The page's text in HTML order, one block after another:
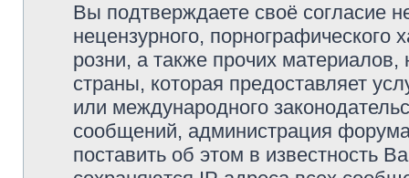
Вы подтверждаете своё согласие
нецензурного, порнографического
розни, а также прочих
страны, которая предоставляет
или международного
сообщений, администрация
поставить об этом в известность